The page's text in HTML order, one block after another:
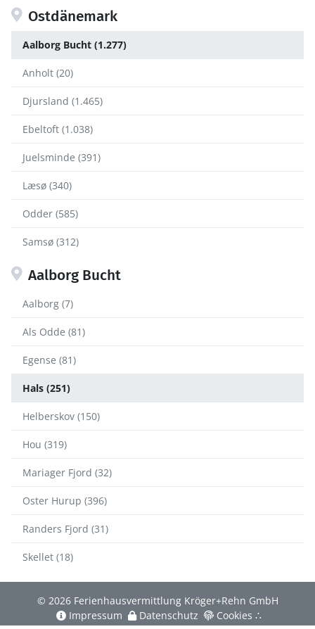
Ostdänemark
Aalborg Bucht (1.277)
Anholt (20)
Djursland (1.465)
Ebeltoft (1.038)
Juelsminde (391)
Læsø (340)
Odder (585)
Samsø (312)
Aalborg Bucht
Aalborg (7)
Als Odde (81)
Egense (81)
Hals (251)
Helberskov (150)
Hou (319)
Mariager Fjord (32)
Oster Hurup (396)
Randers Fjord (31)
Skellet (18)
© 2026 Ferienhausvermittlung Kröger+Rehn GmbH
Impressum
Datenschutz Cookies ∴